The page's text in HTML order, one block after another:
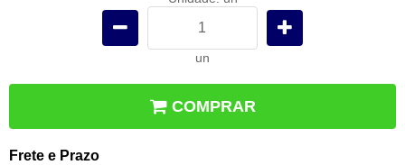
un
COMPRAR
Frete e Prazo